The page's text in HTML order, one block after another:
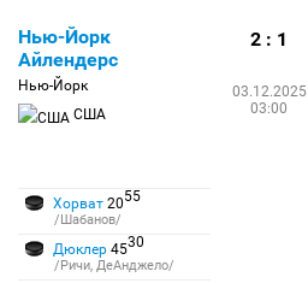
Нью-Йорк
Айлендерс
Нью-Йорк
США
2 : 1
03.12.2025
03:00
Хорват 2055
/Шабанов/
Дюклер 4530
/Ричи, ДеАнджело/